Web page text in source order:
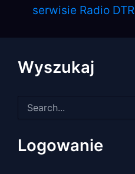
serwisie Radio DTR
Wyszukaj
dla:
Logowanie